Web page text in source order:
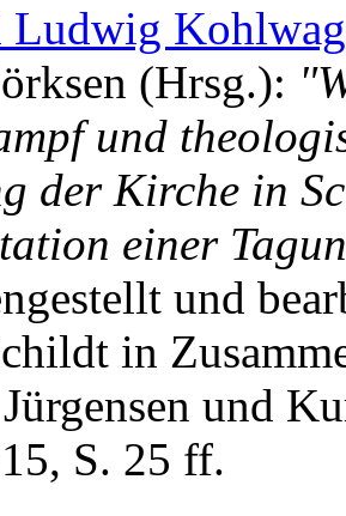
Ludwig
(Hrsg.):
und
der Kirche in
einer
und
in
und
S. 25 ff.